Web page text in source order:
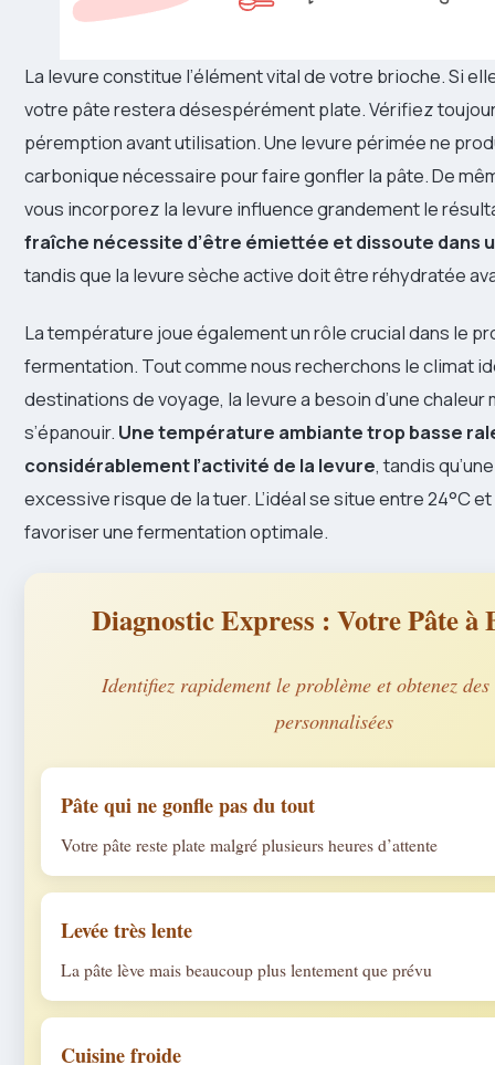
La levure constitue l’élément vital de votre brioche. Si
votre pâte restera désespérément plate. Vérifiez
péremption avant utilisation. Une levure périmée ne
carbonique nécessaire pour faire gonfler la pâte. De
vous incorporez la levure influence grandement le
fraîche nécessite d’être émiettée et dissoute dans
tandis que la levure sèche active doit être réhydratée
La température joue également un rôle crucial dans le
fermentation. Tout comme nous recherchons le climat
destinations de voyage, la levure a besoin d’une
s’épanouir. Une température ambiante trop basse
considérablement l’activité de la levure, tandis
excessive risque de la tuer. L’idéal se situe entre 24°C
favoriser une fermentation optimale.
Diagnostic Express : Votre Pâte à
Identifiez rapidement le problème et obtenez
personnalisées
Pâte qui ne gonfle pas du tout
Votre pâte reste plate malgré plusieurs heures d’attente
Levée très lente
La pâte lève mais beaucoup plus lentement que prévu
Cuisine froide